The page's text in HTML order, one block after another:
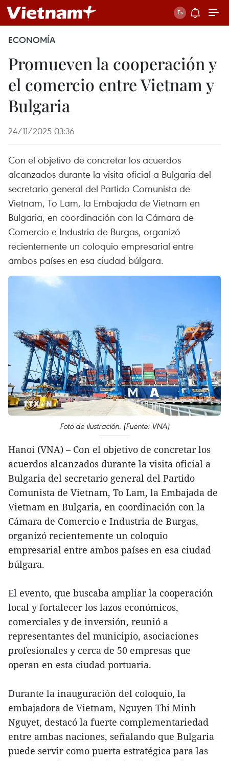
ECONOMÍA
Promueven la cooperación y
el comercio entre Vietnam y
Bulgaria
24/11/2025 03:36
Con el objetivo de concretar los acuerdos
alcanzados durante la visita oficial a Bulgaria del
secretario general del Partido Comunista de
Vietnam, To Lam, la Embajada de Vietnam en
Bulgaria, en coordinación con la Cámara de
Comercio e Industria de Burgas, organizó
recientemente un coloquio empresarial entre
ambos países en esa ciudad búlgara.
Foto de ilustración. (Fuente: VNA)
Hanoi (VNA) – Con el objetivo de concretar los
acuerdos alcanzados durante la visita oficial a
Bulgaria del secretario general del Partido
Comunista de Vietnam, To Lam, la Embajada de
Vietnam en Bulgaria, en coordinación con la
Cámara de Comercio e Industria de Burgas,
organizó recientemente un coloquio
empresarial entre ambos países en esa ciudad
búlgara.
El evento, que buscaba ampliar la cooperación
local y fortalecer los lazos económicos,
comerciales y de inversión, reunió a
representantes del municipio, asociaciones
profesionales y cerca de 50 empresas que
operan en esta ciudad portuaria.
Durante la inauguración del coloquio, la
embajadora de Vietnam, Nguyen Thi Minh
Nguyet, destacó la fuerte complementariedad
entre ambas naciones, señalando que Bulgaria
puede servir como puerta estratégica para las